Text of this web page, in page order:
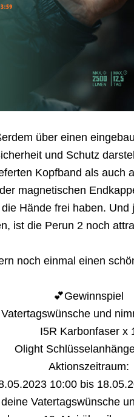
über einen
und Schutz
Kopfband als auch
magnetischen
Hände frei haben.
ist die Perun 2 noch
noch einmal einen
💕Gewinnspiel
und
I5R Karbonfaser x
Olight
Aktionszeitraum:
10:00 bis
Vatertagswünsche